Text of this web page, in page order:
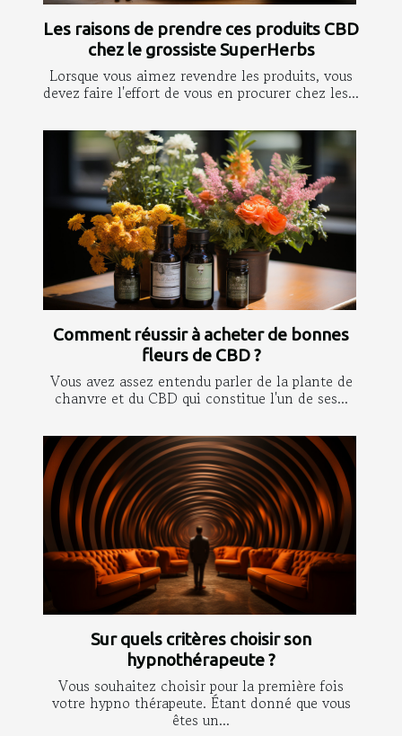
Les raisons de prendre ces produits CBD
chez le grossiste SuperHerbs
Lorsque vous aimez revendre les produits, vous
devez faire l'effort de vous en procurer chez les...
Comment réussir à acheter de bonnes
fleurs de CBD ?
Vous avez assez entendu parler de la plante de
chanvre et du CBD qui constitue l'un de ses...
Sur quels critères choisir son
hypnothérapeute ?
Vous souhaitez choisir pour la première fois
votre hypno thérapeute. Étant donné que vous
êtes un...